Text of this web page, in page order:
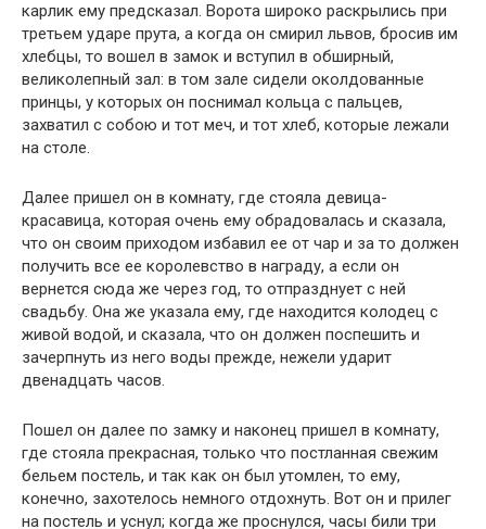
карлик ему предсказал. Ворота широко раскрылись при
третьем ударе прута, а когда он смирил львов, бросив им
хлебцы, то вошел в замок и вступил в обширный,
великолепный зал: в том зале сидели околдованные
принцы, у которых он поснимал кольца с пальцев,
захватил с собою и тот меч, и тот хлеб, которые лежали
на столе.
Далее пришел он в комнату, где стояла девица-
красавица, которая очень ему обрадовалась и сказала,
что он своим приходом избавил ее от чар и за то должен
получить все ее королевство в награду, а если он
вернется сюда же через год, то отпразднует с ней
свадьбу. Она же указала ему, где находится колодец с
живой водой, и сказала, что он должен поспешить и
зачерпнуть из него воды прежде, нежели ударит
двенадцать часов.
Пошел он далее по замку и наконец пришел в комнату,
где стояла прекрасная, только что постланная свежим
бельем постель, и так как он был утомлен, то ему,
конечно, захотелось немного отдохнуть. Вот он и прилег
на постель и уснул; когда же проснулся, часы били три